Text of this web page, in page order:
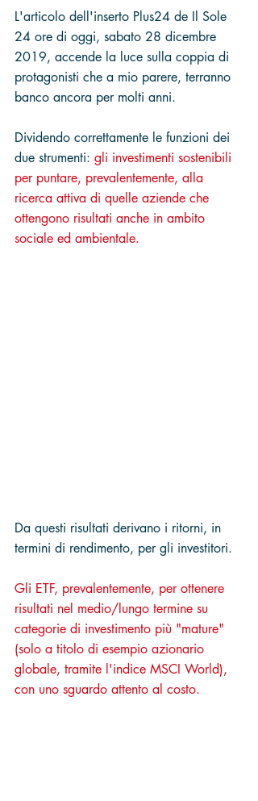
L'articolo dell'inserto Plus24 de Il Sole
24 ore di oggi, sabato 28 dicembre
2019, accende la luce sulla coppia di
protagonisti che a mio parere, terranno
banco ancora per molti anni.
Dividendo correttamente le funzioni dei
due strumenti: gli investimenti sostenibili
per puntare, prevalentemente, alla
ricerca attiva di quelle aziende che
ottengono risultati anche in ambito
sociale ed ambientale.
Da questi risultati derivano i ritorni, in
termini di rendimento, per gli investitori.
Gli ETF, prevalentemente, per ottenere
risultati nel medio/lungo termine su
categorie di investimento più "mature"
(solo a titolo di esempio azionario
globale, tramite l'indice MSCI World),
con uno sguardo attento al costo.